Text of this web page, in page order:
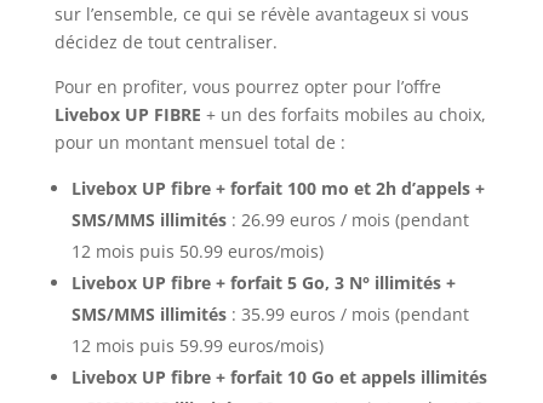
sur l’ensemble, ce qui se révèle avantageux si vous
décidez de tout centraliser.
Pour en profiter, vous pourrez opter pour l’offre
Livebox UP FIBRE + un des forfaits mobiles au choix,
pour un montant mensuel total de :
Livebox UP fibre + forfait 100 mo et 2h d’appels +
SMS/MMS illimités : 26.99 euros / mois (pendant
12 mois puis 50.99 euros/mois)
Livebox UP fibre + forfait 5 Go, 3 N° illimités +
SMS/MMS illimités: 35.99 euros / mois (pendant
12 mois puis 59.99 euros/mois)
Livebox UP fibre + forfait 10 Go et appels illimités